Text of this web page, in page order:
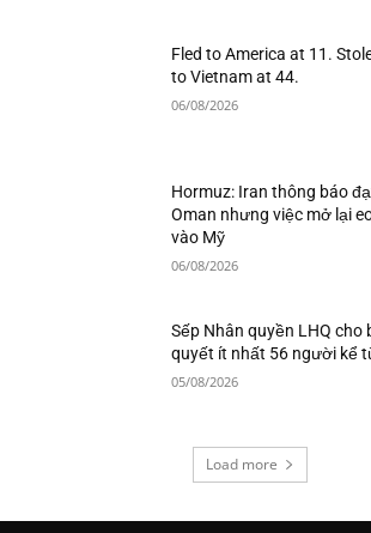
Fled to America at 11.
to Vietnam at 44.
06/08/2026
Hormuz: Iran thông báo
Oman nhưng việc mở lại
vào Mỹ
06/08/2026
Sếp Nhân quyền LHQ cho
quyết ít nhất 56 người kể
05/08/2026
Load more